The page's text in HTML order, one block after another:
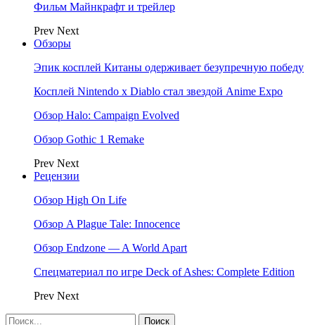
Фильм Майнкрафт и трейлер
Prev Next
Обзоры
Эпик косплей Китаны одерживает безупречную победу
Косплей Nintendo x Diablo стал звездой Anime Expo
Обзор Halo: Campaign Evolved
Обзор Gothic 1 Remake
Prev Next
Рецензии
Обзор High On Life
Обзор A Plague Tale: Innocence
Обзор Endzone — A World Apart
Спецматериал по игре Deck of Ashes: Complete Edition
Prev Next